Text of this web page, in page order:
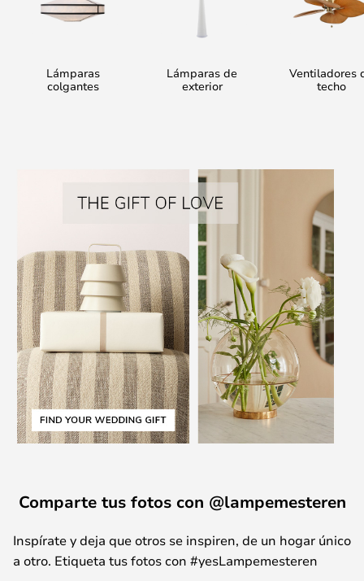
Lámparas
colgantes
Lámparas de
exterior
Ventiladores
techo
Comparte tus fotos con @lampemesteren
Inspírate y deja que otros se inspiren, de un hogar único
a otro. Etiqueta tus fotos con #yesLampemesteren